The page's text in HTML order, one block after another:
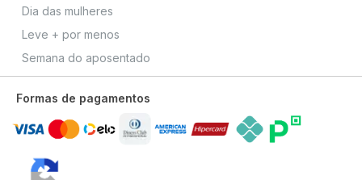
Dia das mulheres
Leve + por menos
Semana do aposentado
Formas de pagamentos